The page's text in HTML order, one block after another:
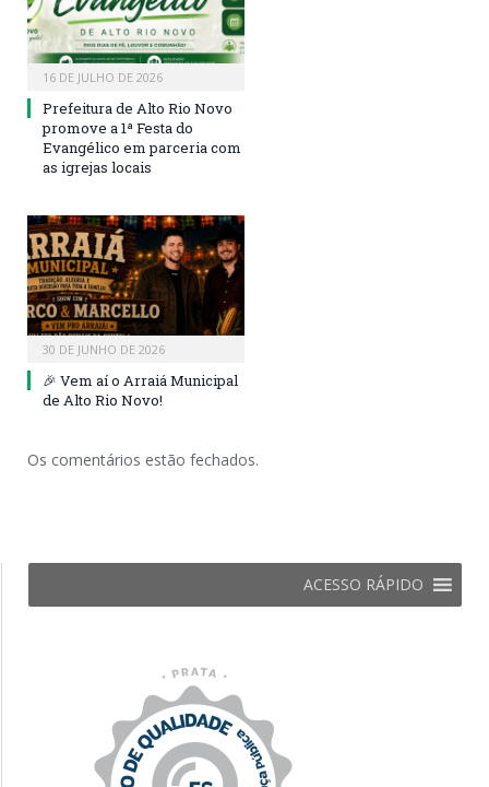
16 DE JULHO DE 2026
Prefeitura de Alto Rio Novo
promove a 1ª Festa do
Evangélico em parceria com
as igrejas locais
30 DE JUNHO DE 2026
🎉 Vem aí o Arraiá Municipal
de Alto Rio Novo!
Os comentários estão fechados.
ACESSO RÁPIDO